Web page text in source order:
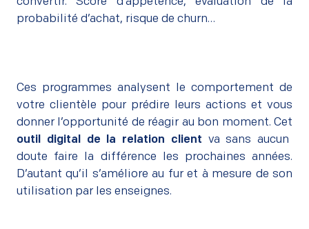
probabilité d’achat, risque de churn…
Ces programmes analysent le comportement de
votre clientèle pour prédire leurs actions et vous
donner l’opportunité de réagir au bon moment. Cet
outil digital de la relation client va sans aucun
doute faire la différence les prochaines années.
D’autant qu’il s’améliore au fur et à mesure de son
utilisation par les enseignes.